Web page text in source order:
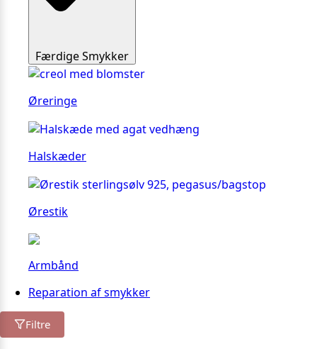
Færdige Smykker
Øreringe
Halskæder
Ørestik
Armbånd
Reparation af smykker
Filtre